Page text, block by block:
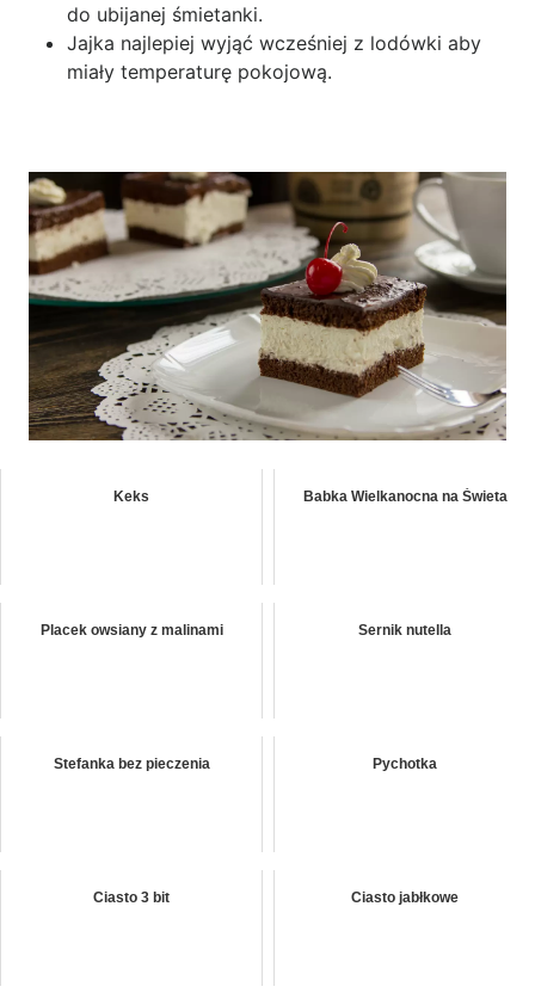
do ubijanej śmietanki.
Jajka najlepiej wyjąć wcześniej z lodówki aby
miały temperaturę pokojową.
Keks Babka Wielkanocna na Świeta
Placek owsiany z malinami Sernik nutella
Stefanka bez pieczenia Pychotka
Ciasto 3 bit Ciasto jabłkowe